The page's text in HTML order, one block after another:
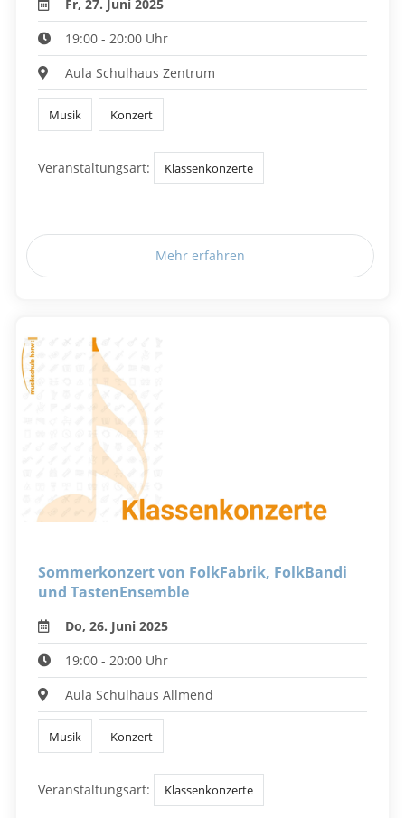
Fr, 27. Juni 2025
19:00 - 20:00 Uhr
Aula Schulhaus Zentrum
Musik Konzert
Veranstaltungsart: Klassenkonzerte
Mehr erfahren
Sommerkonzert von FolkFabrik, FolkBandi
und TastenEnsemble
Do, 26. Juni 2025
19:00 - 20:00 Uhr
Aula Schulhaus Allmend
Musik Konzert
Veranstaltungsart: Klassenkonzerte